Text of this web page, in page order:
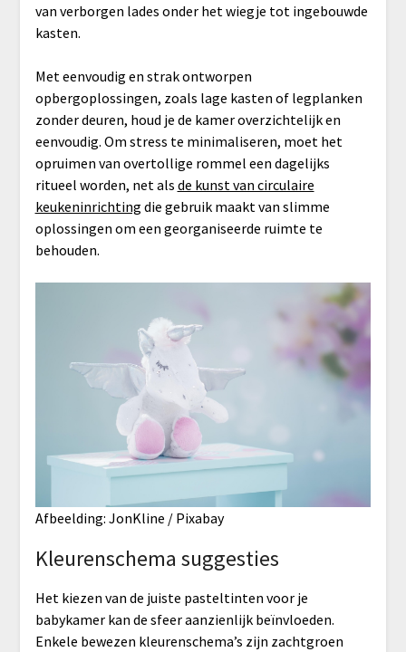
van verborgen lades onder het wiegje tot ingebouwde
kasten.
Met eenvoudig en strak ontworpen
opbergoplossingen, zoals lage kasten of legplanken
zonder deuren, houd je de kamer overzichtelijk en
eenvoudig. Om stress te minimaliseren, moet het
opruimen van overtollige rommel een dagelijks
ritueel worden, net als de kunst van circulaire
keukeninrichting die gebruik maakt van slimme
oplossingen om een georganiseerde ruimte te
behouden.
Afbeelding: JonKline / Pixabay
Kleurenschema suggesties
Het kiezen van de juiste pasteltinten voor je
babykamer kan de sfeer aanzienlijk beïnvloeden.
Enkele bewezen kleurenschema’s zijn zachtgroen